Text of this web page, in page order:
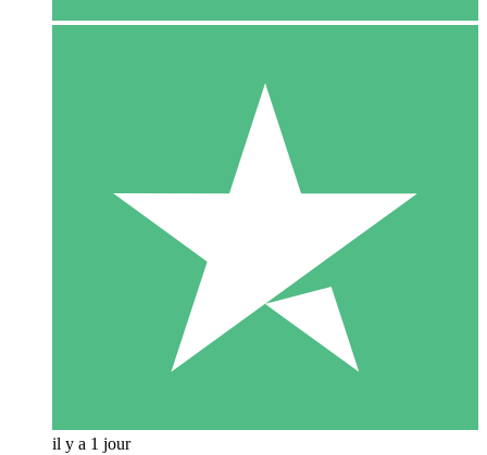
il y a 1 jour